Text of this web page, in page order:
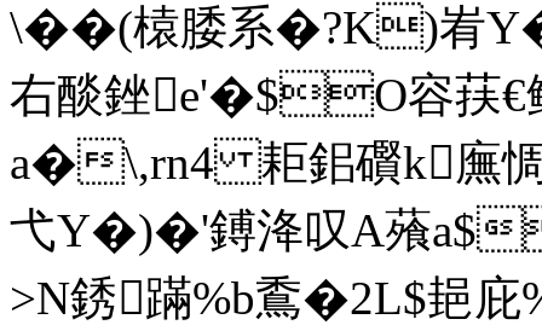
\��(榬腇系�?K)峟
右醈銼e'�$O容荴€
a�\,rn4 耟鈻礥k廡惆
弋Y�)�'鎛洚叹A蕵
>N銹蹣%b穒�2L$郌